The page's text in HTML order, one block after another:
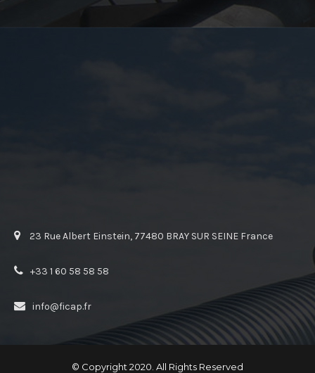
23 Rue Albert Einstein, 77480 BRAY SUR SEINE France
+33 1 60 58 58 58
info@ficap.fr
© Copyright 2020. All Rights Reserved